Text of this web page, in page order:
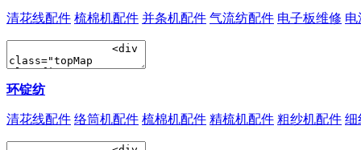
清花线配件 梳棉机配件 并条机配件 气流纺配件 电子板维修 电
环锭纺
清花线配件 络筒机配件 梳棉机配件 精梳机配件 粗纱机配件 细